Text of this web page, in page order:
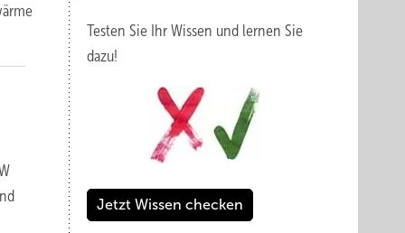
Testen Sie Ihr Wissen und lernen Sie
dazu!
Jetzt Wissen checken